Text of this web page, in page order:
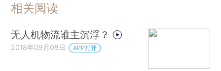
相关阅读
无人机物流谁主沉浮？
2018年09月08日 APP打开